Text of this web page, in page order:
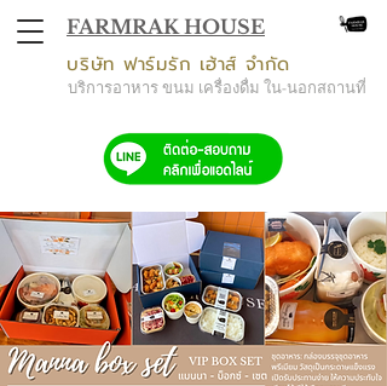
FARMRAK HOUSE
บริการอาหาร ขนม เครื่องดื่ม ใน-นอกสถานที่
บริษัท ฟาร์มรัก เฮ้าส์ จำกัด